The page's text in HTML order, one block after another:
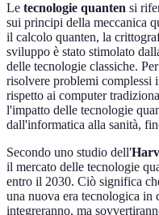
Le tecnologie quanten si
sui principi della meccanica
il calcolo quanten, la
sviluppo è stato stimolato
delle tecnologie classiche.
risolvere problemi complessi
rispetto ai computer
l'impatto delle tecnologie
dall'informatica alla sanità,
Secondo uno studio dell'
il mercato delle tecnologie
entro il 2030. Ciò significa
una nuova era tecnologica in
integreranno, ma